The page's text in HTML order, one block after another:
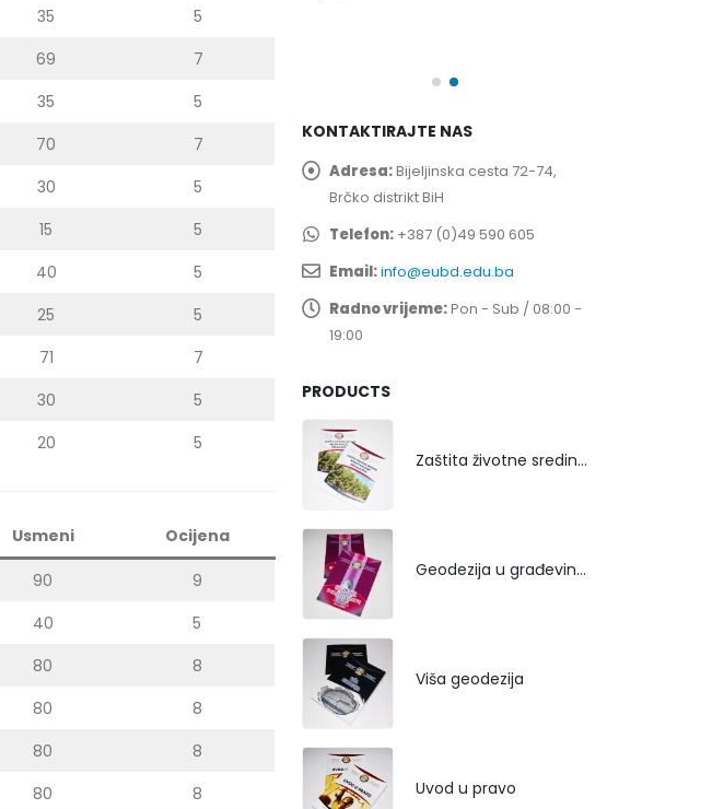
35
5
69
7
35
5
70
7
30
5
15
5
40
5
25
5
71
7
30
5
20
5
Usmeni Ocijena
90
9
40
5
80
8
80
8
80
8
80
8
Prof. dr Esed Karić – rezultati ispita
KONTAKTIRAJTE NAS
Adresa:Bijeljinska cesta 72-74,
Brčko distrikt BiH
Telefon: +387 (0)49 590 605
Email:info@eubd.edu.ba
Radno vrijeme:Pon - Sub / 08:00 -
19:00
PRODUCTS
Zaštita životne sredine rekultivacijom odlagališta
Geodezija u građevinarstvu
Viša geodezija
Uvod u pravo